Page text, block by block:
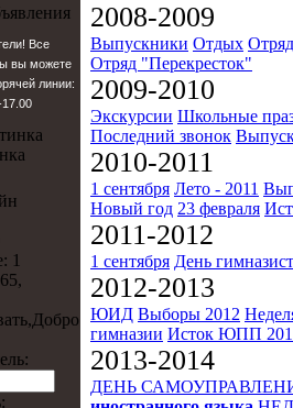
Все
вы можете
линии:
1
Добро
2008-2009
Выпускники Отдых
Отряд "Перекресток"
2009-2010
Экскурсии Школьные
Последний звонок
2010-2011
1 сентября Лето - 2011
Новый год 23 февраля
2011-2012
1 сентября День
2012-2013
ЮИД Выборы 2012
гимназии Исток ЮПП
2013-2014
ДЕНЬ